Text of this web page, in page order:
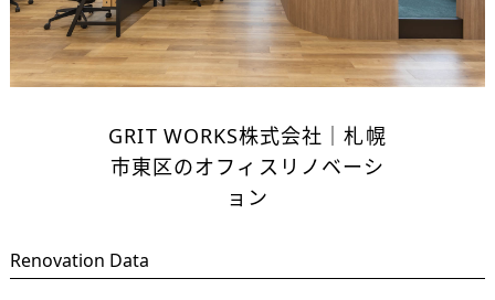
GRIT WORKS株式会社｜札幌
市東区のオフィスリノベーシ
ョン
Renovation Data